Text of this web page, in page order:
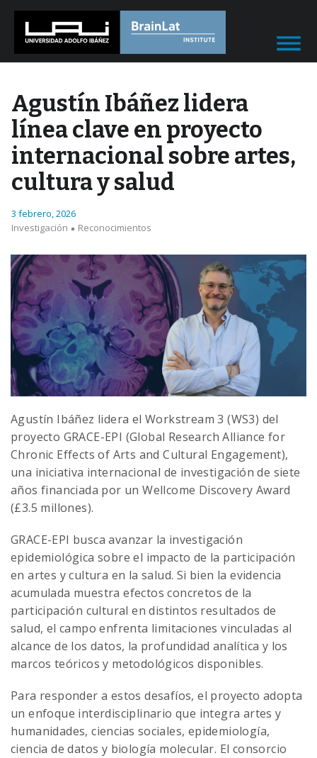
Agustín Ibáñez lidera
línea clave en proyecto
internacional sobre artes,
cultura y salud
3 febrero, 2026
Investigación
Reconocimientos
Agustín Ibáñez lidera el Workstream 3 (WS3) del
proyecto GRACE-EPI (Global Research Alliance for
Chronic Effects of Arts and Cultural Engagement),
una iniciativa internacional de investigación de siete
años financiada por un Wellcome Discovery Award
(£3.5 millones).
GRACE-EPI busca avanzar la investigación
epidemiológica sobre el impacto de la participación
en artes y cultura en la salud. Si bien la evidencia
acumulada muestra efectos concretos de la
participación cultural en distintos resultados de
salud, el campo enfrenta limitaciones vinculadas al
alcance de los datos, la profundidad analítica y los
marcos teóricos y metodológicos disponibles.
Para responder a estos desafíos, el proyecto adopta
un enfoque interdisciplinario que integra artes y
humanidades, ciencias sociales, epidemiología,
ciencia de datos y biología molecular. El consorcio